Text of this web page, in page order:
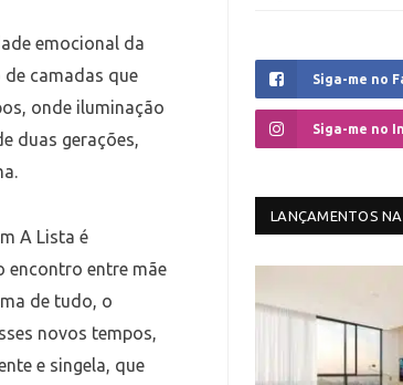
emocional da
de camadas que
onde iluminação
duas gerações,
A Lista é
encontro entre mãe
de tudo, o
novos tempos,
e singela, que
Siga-me no
Siga-me no
LANÇAMENTOS